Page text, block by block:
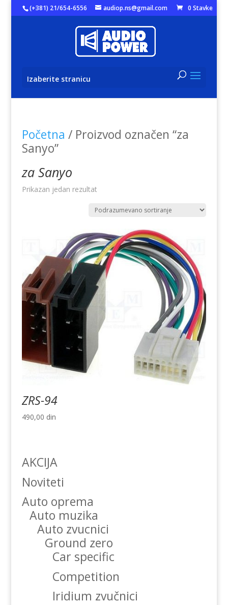
(+381) 21/654-6556 audiop.ns@gmail.com 0 Stavke
Izaberite stranicu
Početna / Proizvod označen “za
Sanyo”
za Sanyo
Prikazan jedan rezultat
ZRS-94
490,00 din
AKCIJA
Noviteti
Auto oprema
Auto muzika
Auto zvucnici
Ground zero
Car specific
Competition
Iridium zvučnici